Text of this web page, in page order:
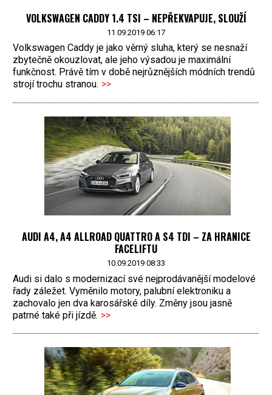
VOLKSWAGEN CADDY 1.4 TSI – NEPŘEKVAPUJE, SLOUŽÍ
11.09.2019 06:17
Volkswagen Caddy je jako věrný sluha, který se nesnaží
zbytečně okouzlovat, ale jeho výsadou je maximální
funkčnost. Právě tím v době nejrůznějších módních trendů
strojí trochu stranou. >>
AUDI A4, A4 ALLROAD QUATTRO A S4 TDI – ZA HRANICE
FACELIFTU
10.09.2019 08:33
Audi si dalo s modernizací své nejprodávanější modelové
řady záležet. Vyměnilo motory, palubní elektroniku a
zachovalo jen dva karosářské díly. Změny jsou jasně
patrné také při jízdě. >>